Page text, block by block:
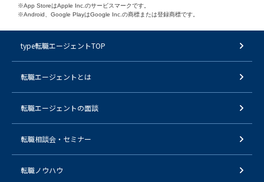
※App StoreはApple Inc.のサービスマークです。
※Android、Google PlayはGoogle Inc.の商標または登録商標です。
type転職エージェントTOP
転職エージェントとは
転職エージェントの面談
転職相談会・セミナー
転職ノウハウ